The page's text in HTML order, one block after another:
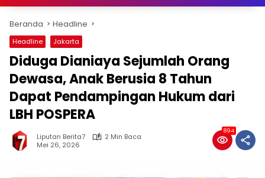
Beranda Headline
Headline Jakarta
Diduga Dianiaya Sejumlah Orang
Dewasa, Anak Berusia 8 Tahun
Dapat Pendampingan Hukum dari
LBH POSPERA
Liputan Berita7
2 Min Baca
Mei 26, 2026
894